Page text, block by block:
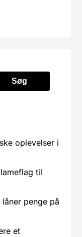
Søg
oplevelser i
til
penge på
et